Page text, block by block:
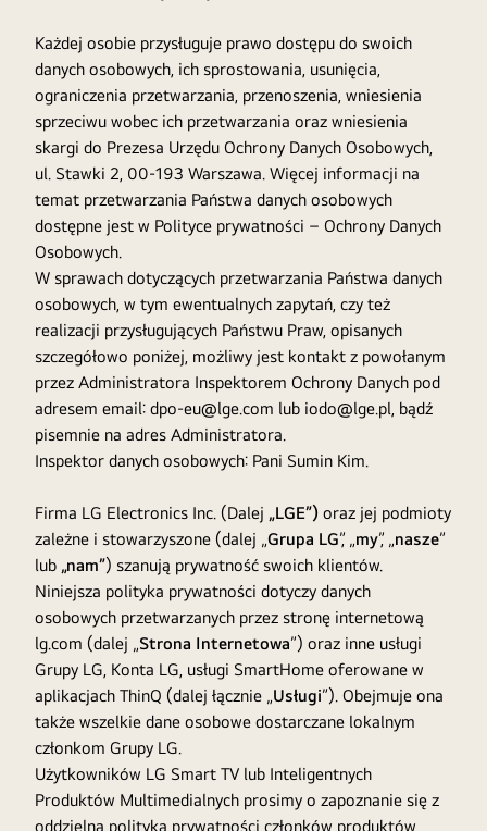
Każdej osobie przysługuje prawo dostępu do swoich
danych osobowych, ich sprostowania, usunięcia,
ograniczenia przetwarzania, przenoszenia, wniesienia
sprzeciwu wobec ich przetwarzania oraz wniesienia
skargi do Prezesa Urzędu Ochrony Danych Osobowych,
ul. Stawki 2, 00-193 Warszawa. Więcej informacji na
temat przetwarzania Państwa danych osobowych
dostępne jest w Polityce prywatności – Ochrony Danych
Osobowych.
W sprawach dotyczących przetwarzania Państwa danych
osobowych, w tym ewentualnych zapytań, czy też
realizacji przysługujących Państwu Praw, opisanych
szczegółowo poniżej, możliwy jest kontakt z powołanym
przez Administratora Inspektorem Ochrony Danych pod
adresem email: dpo-eu@lge.com lub iodo@lge.pl, bądź
pisemnie na adres Administratora.
Inspektor danych osobowych: Pani Sumin Kim.
Firma LG Electronics Inc. (Dalej „LGE”) oraz jej podmioty
zależne i stowarzyszone (dalej „Grupa LG”, „my”, „nasze”
lub „nam”) szanują prywatność swoich klientów.
Niniejsza polityka prywatności dotyczy danych
osobowych przetwarzanych przez stronę internetową
lg.com (dalej „Strona Internetowa”) oraz inne usługi
Grupy LG, Konta LG, usługi SmartHome oferowane w
aplikacjach ThinQ (dalej łącznie „Usługi”). Obejmuje ona
także wszelkie dane osobowe dostarczane lokalnym
członkom Grupy LG.
Użytkowników LG Smart TV lub Inteligentnych
Produktów Multimedialnych prosimy o zapoznanie się z
oddzielną polityką prywatności członków produktów